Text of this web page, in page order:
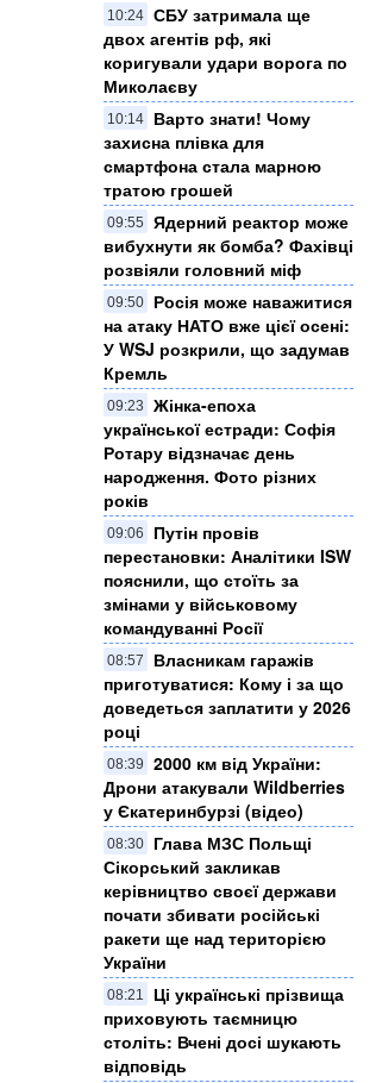
10:24 СБУ затримала ще
двох агентів рф, які
коригували удари ворога по
Миколаєву
10:14
Варто знати! Чому
захисна плівка для
смартфона стала марною
тратою грошей
09:55
Ядерний реактор може
вибухнути як бомба? Фахівці
розвіяли головний міф
09:50
Росія може наважитися
на атаку НАТО вже цієї осені:
У WSJ розкрили, що задумав
Кремль
09:23
Жінка-епоха
української естради: Софія
Ротару відзначає день
народження. Фото різних
років
09:06
Путін провів
перестановки: Аналітики ISW
пояснили, що стоїть за
змінами у військовому
командуванні Росії
08:57
Власникам гаражів
приготуватися: Кому і за що
доведеться заплатити у 2026
році
08:39
2000 км від України:
Дрони атакували Wildberries
у Єкатеринбурзі (відео)
08:30
Глава МЗС Польщі
Сікорський закликав
керівництво своєї держави
почати збивати російські
ракети ще над територією
України
08:21
Ці українські прізвища
приховують таємницю
століть: Вчені досі шукають
відповідь